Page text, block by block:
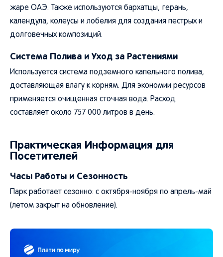
жаре ОАЭ. Также используются бархатцы, герань,
календула, колеусы и лобелия для создания пестрых и
долговечных композиций.
Система Полива и Уход за Растениями
Используется система подземного капельного полива,
доставляющая влагу к корням. Для экономии ресурсов
применяется очищенная сточная вода. Расход
составляет около 757 000 литров в день.
Практическая Информация для
Посетителей
Часы Работы и Сезонность
Парк работает сезонно: с октября-ноября по апрель-май
(летом закрыт на обновление).